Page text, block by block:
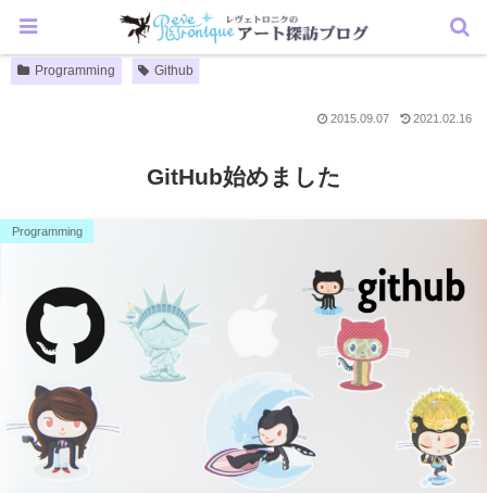
Programming Github
GitHub始めました
Programming
2015.09.07 2021.02.16